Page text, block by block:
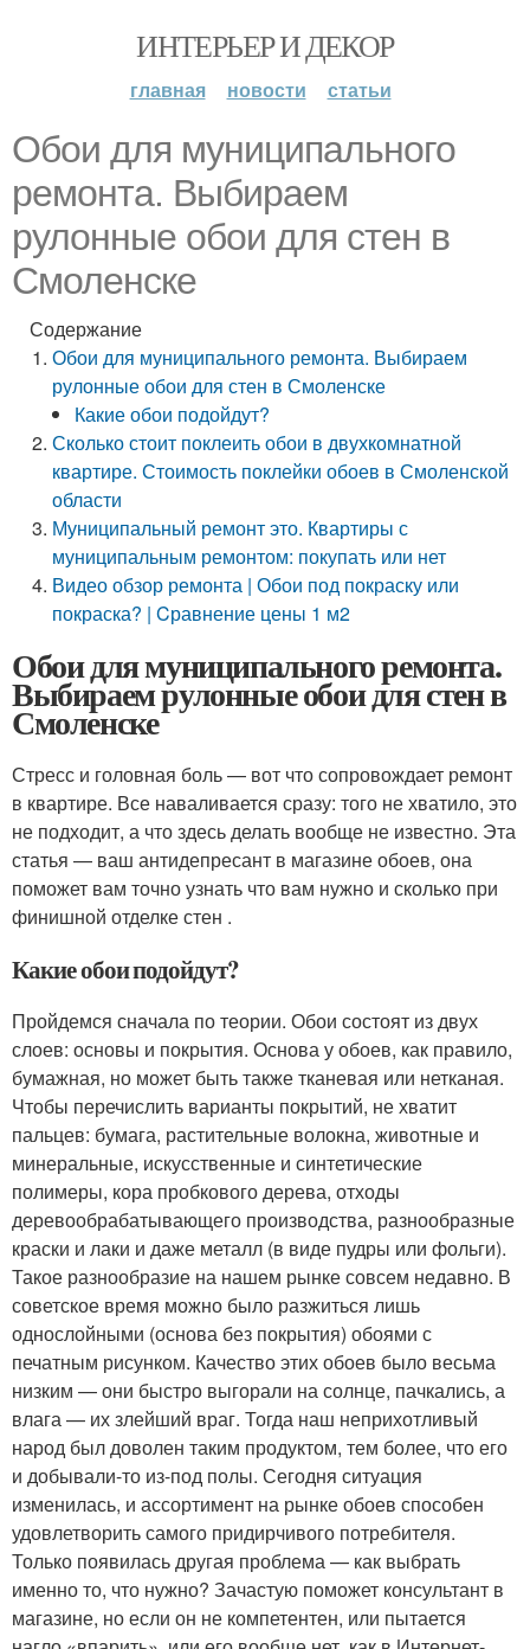
ИНТЕРЬЕР И ДЕКОР
главная новости статьи
Обои для муниципального
ремонта. Выбираем
рулонные обои для стен в
Смоленске
Содержание
Обои для муниципального ремонта. Выбираем
рулонные обои для стен в Смоленске
Какие обои подойдут?
Сколько стоит поклеить обои в двухкомнатной
квартире. Стоимость поклейки обоев в Смоленской
области
Муниципальный ремонт это. Квартиры с
муниципальным ремонтом: покупать или нет
Видео обзор ремонта | Обои под покраску или
покраска? | Cравнение цены 1 м2
Обои для муниципального ремонта.
Выбираем рулонные обои для стен в
Смоленске
Стресс и головная боль — вот что сопровождает ремонт
в квартире. Все наваливается сразу: того не хватило, это
не подходит, а что здесь делать вообще не известно. Эта
статья — ваш антидепресант в магазине обоев, она
поможет вам точно узнать что вам нужно и сколько при
финишной отделке стен .
Какие обои подойдут?
Пройдемся сначала по теории. Обои состоят из двух
слоев: основы и покрытия. Основа у обоев, как правило,
бумажная, но может быть также тканевая или нетканая.
Чтобы перечислить варианты покрытий, не хватит
пальцев: бумага, растительные волокна, животные и
минеральные, искусственные и синтетические
полимеры, кора пробкового дерева, отходы
деревообрабатывающего производства, разнообразные
краски и лаки и даже металл (в виде пудры или фольги).
Такое разнообразие на нашем рынке совсем недавно. В
советское время можно было разжиться лишь
однослойными (основа без покрытия) обоями с
печатным рисунком. Качество этих обоев было весьма
низким — они быстро выгорали на солнце, пачкались, а
влага — их злейший враг. Тогда наш неприхотливый
народ был доволен таким продуктом, тем более, что его
и добывали-то из-под полы. Сегодня ситуация
изменилась, и ассортимент на рынке обоев способен
удовлетворить самого придирчивого потребителя.
Только появилась другая проблема — как выбрать
именно то, что нужно? Зачастую поможет консультант в
магазине, но если он не компетентен, или пытается